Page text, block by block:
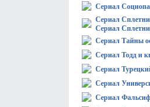
Сериал
Сериал
Сериал
Сериал Тайны
Сериал Тодд и
Сериал
Сериал
Сериал